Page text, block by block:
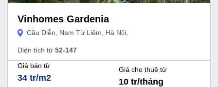
Vinhomes Gardenia
Cầu Diễn, Nam Từ Liêm, Hà Nội,
Diện tích từ 52-147
Giá bán từ
34 tr/m2
Giá cho thuê từ
10 tr/tháng